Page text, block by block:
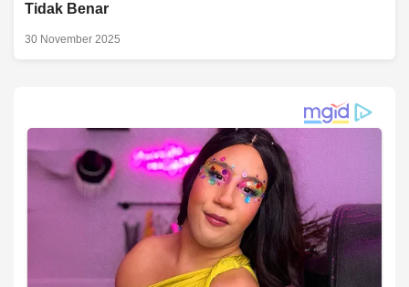
Tidak Benar
30 November 2025